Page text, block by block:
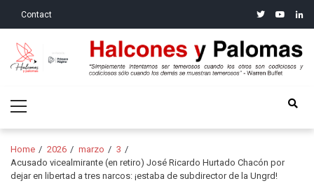
Contact twitteryoutube
Halcones y Palomas
Menu
Home 2026 marzo
3
Acusado vicealmirante (en retiro) José Ricardo Hurtado Chacón por
dejar en libertad a tres narcos: ¡estaba de subdirector de la Ungrd!